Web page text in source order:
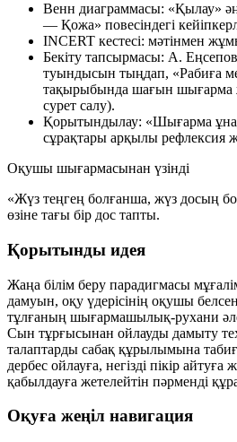
Венн диаграммасы: «Қылау»
— Қожа» повесіндегі
INCERT кестесі: мәтінмен
Бекіту тапсырмасы: А.
туындысын тыңдап, «Рабиға
тақырыбында шағын шығарма
сурет салу).
Қорытындылау: «Шығарма
сұрақтары арқылы рефлексия
Оқушы шығармасынан үзінді
«Жүз теңгең болғанша, жүз досың
өзіне тағы бір дос тапты.
Қорытынды идея
Жаңа білім беру парадигмасы
дамуын, оқу үдерісінің оқушы
тұлғаның шығармашылық-рухани
Сын тұрғысынан ойлауды дамыту
талаптарды сабақ құрылымына
дербес ойлауға, негізді пікір
қабылдауға жетелейтін пәрменді
Оқуға жеңіл навигация